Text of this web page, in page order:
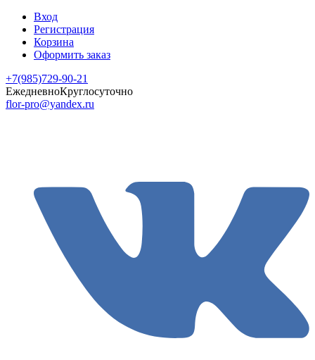
Вход
Регистрация
Корзина
Оформить заказ
+7(985)729-90-21
ЕжедневноКруглосуточно
flor-pro@yandex.ru